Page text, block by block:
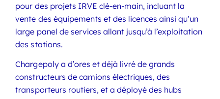
pour des projets IRVE clé-en-main, incluant la
vente des équipements et des licences ainsi qu’un
large panel de services allant jusqu’à l’exploitation
des stations.
Chargepoly a d’ores et déjà livré de grands
constructeurs de camions électriques, des
transporteurs routiers, et a déployé des hubs